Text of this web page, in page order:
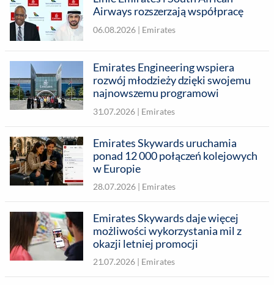
Airways rozszerzają współpracę
06.08.2026 | Emirates
Emirates Engineering wspiera
rozwój młodzieży dzięki swojemu
najnowszemu programowi
31.07.2026 | Emirates
Emirates Skywards uruchamia
ponad 12 000 połączeń kolejowych
w Europie
28.07.2026 | Emirates
Emirates Skywards daje więcej
możliwości wykorzystania mil z
okazji letniej promocji
21.07.2026 | Emirates